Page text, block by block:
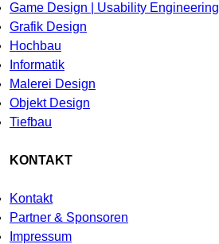
Game Design | Usability Engineering
Grafik Design
Hochbau
Informatik
Malerei Design
Objekt Design
Tiefbau
KONTAKT
Kontakt
Partner & Sponsoren
Impressum